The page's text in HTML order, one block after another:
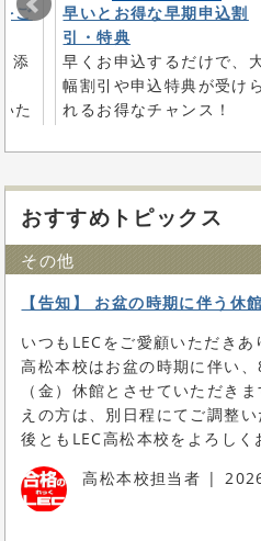
ご
添
た
早いとお得な早期申込割
引・特典
早くお申込するだけで、
幅割引や申込特典が受けら
れるお得なチャンス！
おすすめトピックス
その他
【告知】 お盆の時期に伴う休
いつもLECをご愛顧いただき
高松本校はお盆の時期に伴い
（金）休館とさせていただき
えの方は、別日程にてご調整
後ともLEC高松本校をよろし
高松本校担当者